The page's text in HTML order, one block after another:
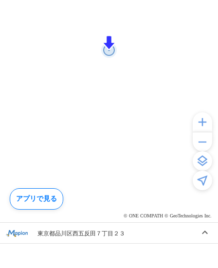
© ONE COMPATH © GeoTechnologies Inc.
東京都品川区西五反田７丁目２３
アプリで見る